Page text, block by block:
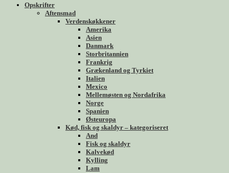
Opskrifter
Aftensmad
Verdenskøkkener
Amerika
Asien
Danmark
Storbritannien
Frankrig
Grækenland og Tyrkiet
Italien
Mexico
Mellemøsten og Nordafrika
Norge
Spanien
Østeuropa
Kød, fisk og skaldyr – kategoriseret
And
Fisk og skaldyr
Kalvekød
Kylling
Lam